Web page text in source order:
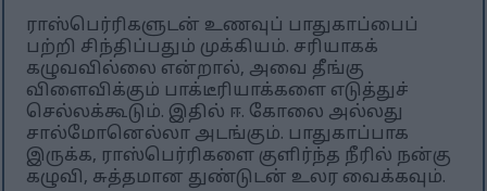
ராஸ்பெர்ரிகளுடன் உணவுப் பாதுகாப்பைப்
பற்றி சிந்திப்பதும் முக்கியம். சரியாகக்
கழுவவில்லை என்றால், அவை தீங்கு
விளைவிக்கும் பாக்டீரியாக்களை எடுத்துச்
செல்லக்கூடும். இதில் ஈ. கோலை அல்லது
சால்மோனெல்லா அடங்கும். பாதுகாப்பாக
இருக்க, ராஸ்பெர்ரிகளை குளிர்ந்த நீரில் நன்கு
கழுவி, சுத்தமான துண்டுடன் உலர வைக்கவும்.